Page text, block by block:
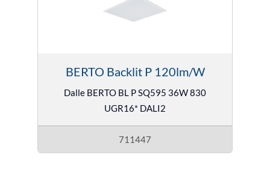
BERTO Backlit P 120lm/W
Dalle BERTO BL P SQ595 36W 830
UGR16* DALI2
711447